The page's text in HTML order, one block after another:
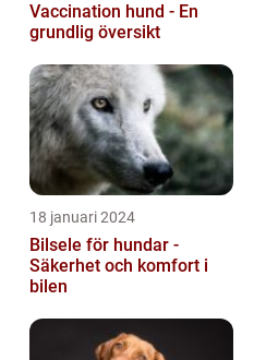
Vaccination hund - En
grundlig översikt
18 januari 2024
Bilsele för hundar -
Säkerhet och komfort i
bilen